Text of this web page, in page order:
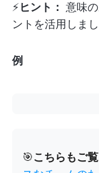
⚡️ヒント： 意味
ントを活用しま
例
🎯こちらもご